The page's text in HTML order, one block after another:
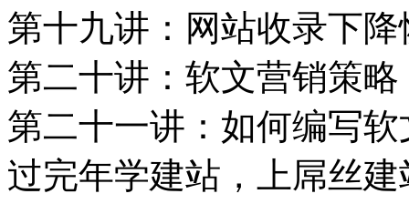
第十九讲：网站收录下降
第二十讲：软文营销策略
第二十一讲：如何编写
过完年学建站，上屌丝